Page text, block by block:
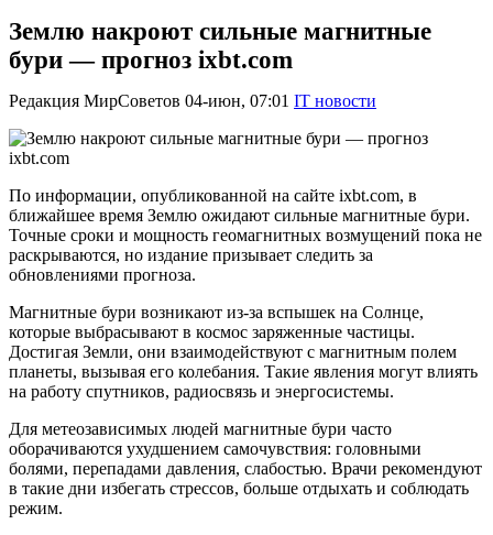
Землю накроют сильные магнитные
бури — прогноз ixbt.com
Редакция МирСоветов 04-июн, 07:01 IT новости
По информации, опубликованной на сайте ixbt.com, в
ближайшее время Землю ожидают сильные магнитные бури.
Точные сроки и мощность геомагнитных возмущений пока не
раскрываются, но издание призывает следить за
обновлениями прогноза.
Магнитные бури возникают из-за вспышек на Солнце,
которые выбрасывают в космос заряженные частицы.
Достигая Земли, они взаимодействуют с магнитным полем
планеты, вызывая его колебания. Такие явления могут влиять
на работу спутников, радиосвязь и энергосистемы.
Для метеозависимых людей магнитные бури часто
оборачиваются ухудшением самочувствия: головными
болями, перепадами давления, слабостью. Врачи рекомендуют
в такие дни избегать стрессов, больше отдыхать и соблюдать
режим.